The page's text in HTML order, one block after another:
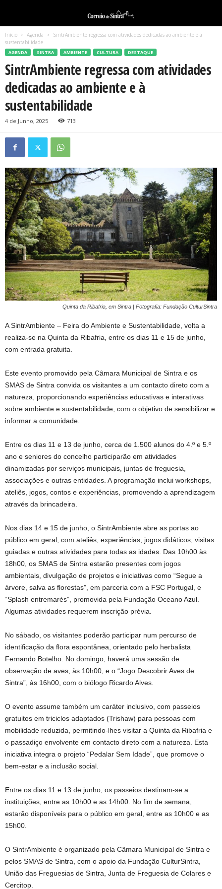
Início Agenda
SintrAmbiente regressa com atividades dedicadas ao ambiente e à
sustentabilidade
AGENDA SINTRA AMBIENTE CULTURA DESTAQUE
SintrAmbiente regressa com atividades
dedicadas ao ambiente e à
sustentabilidade
4 de Junho, 2025 713
Quinta da Ribafria, em Sintra | Fotografia: Fundação CulturSintra
A SintrAmbiente – Feira do Ambiente e Sustentabilidade, volta a
realiza-se na Quinta da Ribafria, entre os dias 11 e 15 de junho,
com entrada gratuita.
Este evento promovido pela Câmara Municipal de Sintra e os
SMAS de Sintra convida os visitantes a um contacto direto com a
natureza, proporcionando experiências educativas e interativas
sobre ambiente e sustentabilidade, com o objetivo de sensibilizar e
informar a comunidade.
Entre os dias 11 e 13 de junho, cerca de 1.500 alunos do 4.º e 5.º
ano e seniores do concelho participarão em atividades
dinamizadas por serviços municipais, juntas de freguesia,
associações e outras entidades. A programação inclui workshops,
ateliês, jogos, contos e experiências, promovendo a aprendizagem
através da brincadeira.
Nos dias 14 e 15 de junho, o SintrAmbiente abre as portas ao
público em geral, com ateliês, experiências, jogos didáticos, visitas
guiadas e outras atividades para todas as idades. Das 10h00 às
18h00, os SMAS de Sintra estarão presentes com jogos
ambientais, divulgação de projetos e iniciativas como “Segue a
árvore, salva as florestas”, em parceria com a FSC Portugal, e
“Splash entremarés”, promovida pela Fundação Oceano Azul.
Algumas atividades requerem inscrição prévia.
No sábado, os visitantes poderão participar num percurso de
identificação da flora espontânea, orientado pelo herbalista
Fernando Botelho. No domingo, haverá uma sessão de
observação de aves, às 10h00, e o “Jogo Descobrir Aves de
Sintra”, às 16h00, com o biólogo Ricardo Alves.
O evento assume também um caráter inclusivo, com passeios
gratuitos em triciclos adaptados (Trishaw) para pessoas com
mobilidade reduzida, permitindo-lhes visitar a Quinta da Ribafria e
o passadiço envolvente em contacto direto com a natureza. Esta
iniciativa integra o projeto “Pedalar Sem Idade”, que promove o
bem-estar e a inclusão social.
Entre os dias 11 e 13 de junho, os passeios destinam-se a
instituições, entre as 10h00 e as 14h00. No fim de semana,
estarão disponíveis para o público em geral, entre as 10h00 e as
15h00.
O SintrAmbiente é organizado pela Câmara Municipal de Sintra e
pelos SMAS de Sintra, com o apoio da Fundação CulturSintra,
União das Freguesias de Sintra, Junta de Freguesia de Colares e
Cercitop.